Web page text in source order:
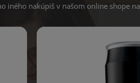
iného nakúpiš v našom online shope na